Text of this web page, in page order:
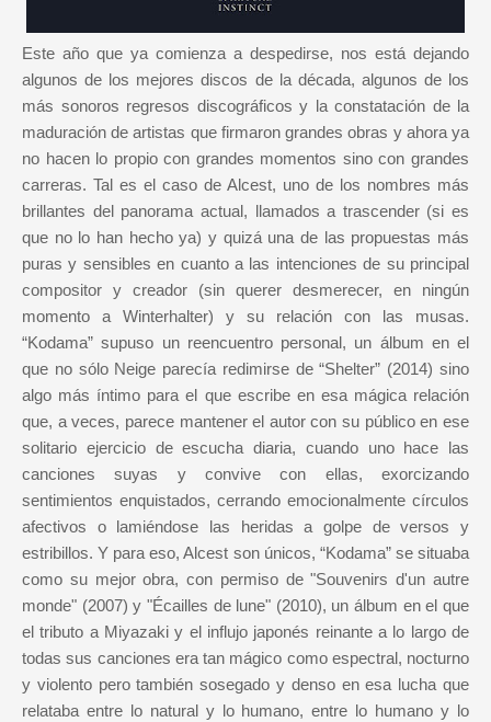
Este año que ya comienza a despedirse, nos está dejando
algunos de los mejores discos de la década, algunos de los
más sonoros regresos discográficos y la constatación de la
maduración de artistas que firmaron grandes obras y ahora ya
no hacen lo propio con grandes momentos sino con grandes
carreras. Tal es el caso de Alcest, uno de los nombres más
brillantes del panorama actual, llamados a trascender (si es
que no lo han hecho ya) y quizá una de las propuestas más
puras y sensibles en cuanto a las intenciones de su principal
compositor y creador (sin querer desmerecer, en ningún
momento a Winterhalter) y su relación con las musas.
“Kodama” supuso un reencuentro personal, un álbum en el
que no sólo Neige parecía redimirse de “Shelter” (2014) sino
algo más íntimo para el que escribe en esa mágica relación
que, a veces, parece mantener el autor con su público en ese
solitario ejercicio de escucha diaria, cuando uno hace las
canciones suyas y convive con ellas, exorcizando
sentimientos enquistados, cerrando emocionalmente círculos
afectivos o lamiéndose las heridas a golpe de versos y
estribillos. Y para eso, Alcest son únicos, “Kodama” se situaba
como su mejor obra, con permiso de "Souvenirs d'un autre
monde" (2007) y "Écailles de lune" (2010), un álbum en el que
el tributo a Miyazaki y el influjo japonés reinante a lo largo de
todas sus canciones era tan mágico como espectral, nocturno
y violento pero también sosegado y denso en esa lucha que
relataba entre lo natural y lo humano, entre lo humano y lo